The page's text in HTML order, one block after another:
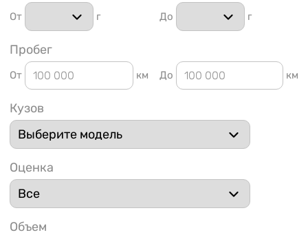
91
От г До г
Пробег
От км До км
Кузов
Оценка
Объем